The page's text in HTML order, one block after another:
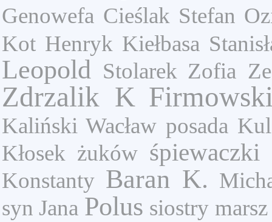
Genowefa Cieślak Stefan
Kot Henryk Kiełbasa
Leopold Stolarek Zofia
Zdrzalik K
Kaliński Wacław posada
Kłosek żuków śpiewaczki
Konstanty Baran K.
syn Jana Polus siostry marsz